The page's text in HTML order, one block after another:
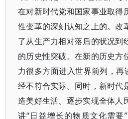
在对新时代党和国家事业取得
性变革的深刻认知之上的。改
了从生产力相对落后的状况到
的历史性突破。在新的历史方
力很多方面进入世界前列，再
经不符合实际。同时，新时代
造美好生活、逐步实现全体人
讲“日益增长的物质文化需要